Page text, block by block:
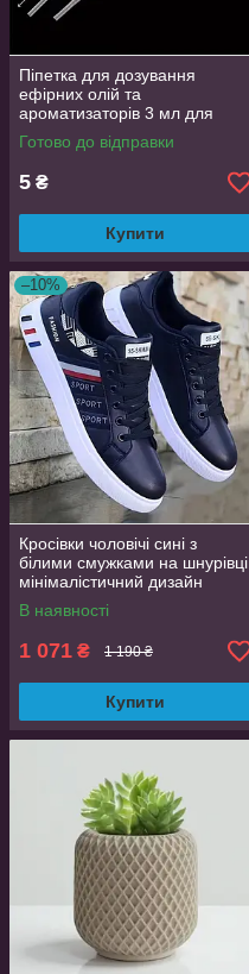
Піпетка для дозування
ефірних олій та
ароматизаторів 3 мл для
відбору та перенесення
рідини
Готово до відправки
5 ₴
Купити
–10%
Кросівки чоловічі сині з
білими смужками на шнурівці
мінімалістичний дизайн
розмір 44 (EU 43.5, стелька
27.5 см)
В наявності
1 071 ₴ 1 190 ₴
Купити